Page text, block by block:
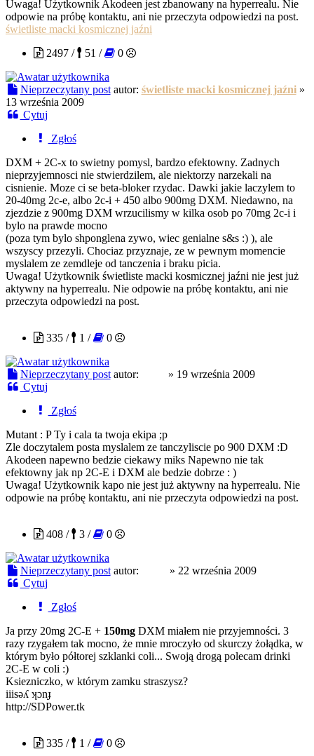
Uwaga! Użytkownik Akodeen jest zbanowany na hyperrealu. Nie
odpowie na próbę kontaktu, ani nie przeczyta odpowiedzi na post.
świetliste macki kosmicznej jaźni
2497 /
51 / 0
Nieprzeczytany post autor: świetliste macki kosmicznej jaźni»
13 września 2009
Cytuj
Zgłoś
DXM + 2C-x to swietny pomysl, bardzo efektowny. Zadnych
nieprzyjemnosci nie stwierdzilem, ale niektorzy narzekali na
cisnienie. Moze ci se beta-bloker rzydac. Dawki jakie laczylem to
20-40mg 2c-e, albo 2c-i + 450 albo 900mg DXM. Niedawno, na
zjezdzie z 900mg DXM wrzucilismy w kilka osob po 70mg 2c-i i
bylo na prawde mocno
(poza tym bylo shponglena zywo, wiec genialne s&s :) ), ale
wszyscy przezyli. Chociaz przyznaje, ze w pewnym momencie
myslalem ze zemdleje od tanczenia i braku picia.
Uwaga! Użytkownik świetliste macki kosmicznej jaźni nie jest już
aktywny na hyperrealu. Nie odpowie na próbę kontaktu, ani nie
przeczyta odpowiedzi na post.
335 /
1 / 0
Nieprzeczytany post autor: » 19 września 2009
Cytuj
Zgłoś
Mutant : P Ty i cala ta twoja ekipa ;p
Zle doczytalem posta myslalem ze tanczyliscie po 900 DXM :D
Akodeen napewno bedzie ciekawy miks Napewno nie tak
efektowny jak np 2C-E i DXM ale bedzie dobrze : )
Uwaga! Użytkownik kapo nie jest już aktywny na hyperrealu. Nie
odpowie na próbę kontaktu, ani nie przeczyta odpowiedzi na post.
408 /
3 / 0
Nieprzeczytany post autor: » 22 września 2009
Cytuj
Zgłoś
Ja przy 20mg 2C-E + 150mg DXM miałem nie przyjemności. 3
razy rzygałem tak mocno, że mnie mroczyło od skurczy żołądka, w
którym było półtorej szklanki coli... Swoją drogą polecam drinki
2C-E w coli :)
Ksiezniczko, w którym zamku straszysz?
iiisǝʎ ʞɔnɟ
http://SDPower.tk
335 /
1 / 0